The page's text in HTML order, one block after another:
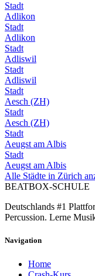
Stadt
Adlikon
Stadt
Adlikon
Stadt
Adliswil
Stadt
Adliswil
Stadt
Aesch (ZH)
Stadt
Aesch (ZH)
Stadt
Aeugst am Albis
Stadt
Aeugst am Albis
Alle Städte in Zürich
BEATBOX-SCHULE
Deutschlands #1
Percussion. Lerne
Navigation
Home